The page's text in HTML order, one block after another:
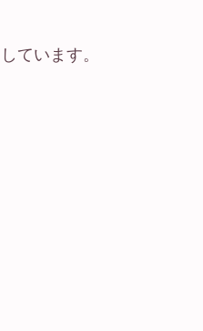
ています。